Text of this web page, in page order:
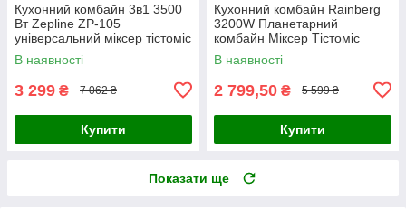
Кухонний комбайн 3в1 3500
Вт Zepline ZP-105
універсальний міксер тістоміс
зеплайн
В наявності
3 299 ₴ 7 062 ₴
Купити
Кухонний комбайн Rainberg
3200W Планетарний
комбайн Міксер Тістоміс
чаша 4л Потужний комбайн з
насадками
В наявності
2 799,50 ₴ 5 599 ₴
Купити
Показати ще